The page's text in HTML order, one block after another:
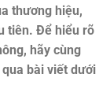
thương hiệu,
tiên. Để hiểu rõ
hãy cùng
bài viết dưới